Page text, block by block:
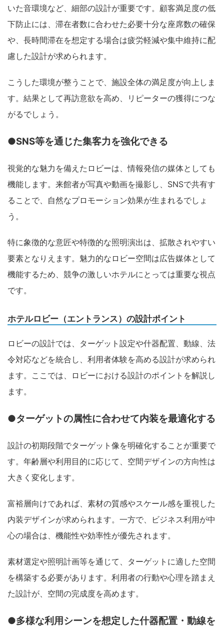
いた音環境など、細部の設計が重要です。顧客満足度の低
下防止には、滞在者数に合わせた必要十分な座席数の確保
や、長時間滞在を想定する場合は疲労軽減や集中維持に配
慮した設計が求められます。
こうした環境が整うことで、施設全体の満足度が向上しま
す。結果として再訪意欲を高め、リピーターの獲得につな
がるでしょう。
●SNS等を通じた集客力を強化できる
視覚的な魅力を備えたロビーは、情報発信の媒体としても
機能します。来館者が写真や動画を撮影し、SNSで共有す
ることで、自然なプロモーション効果が生まれるでしょ
う。
特に象徴的な意匠や特徴的な照明演出は、拡散されやすい
要素となりえます。魅力的なロビー空間は広告媒体として
機能するため、競争の激しいホテルにとっては重要な視点
です。
ホテルロビー（エントランス）の設計ポイント
ロビーの設計では、ターゲット設定や什器配置、動線、法
令対応などを統合し、利用者体験を高める設計が求められ
ます。ここでは、ロビーにおける設計のポイントを解説し
ます。
●ターゲットの属性に合わせて内装を最適化する
設計の初期段階でターゲット像を明確化することが重要で
す。年齢層や利用目的に応じて、空間デザインの方向性は
大きく変化します。
富裕層向けであれば、素材の質感やスケール感を重視した
内装デザインが求められます。一方で、ビジネス利用が中
心の場合は、機能性や効率性が優先されます。
素材選定や照明計画等を通じて、ターゲットに適した空間
を構築する必要があります。利用者の行動や心理を踏まえ
た設計が、空間の完成度を高めます。
●多様な利用シーンを想定した什器配置・動線を